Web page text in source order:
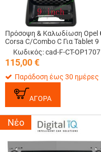
Πρόσοψη & Καλωδίωση Opel
Corsa C/Combo C Για Tablet 9
Κωδικός: cad-F-CT-OP1707
115,00€
Παράδοση έως 30 ημέρες
ΑΓΟΡΑ
Νέο